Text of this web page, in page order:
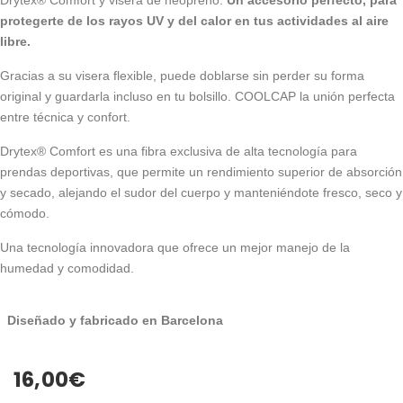
protegerte de los rayos UV y del calor en tus actividades al aire
libre.
Gracias a su visera flexible, puede doblarse sin perder su forma
original y guardarla incluso en tu bolsillo. COOLCAP la unión perfecta
entre técnica y confort.
Drytex® Comfort es una fibra exclusiva de alta tecnología para
prendas deportivas, que permite un rendimiento superior de absorción
y secado, alejando el sudor del cuerpo y manteniéndote fresco, seco y
cómodo.
Una tecnología innovadora que ofrece un mejor manejo de la
humedad y comodidad.
Diseñado y fabricado en Barcelona
16,00€